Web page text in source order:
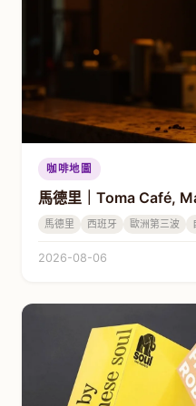
咖啡地圖
馬德里｜Toma Café,
馬德里 西班牙 歐洲第三波
2026-08-06